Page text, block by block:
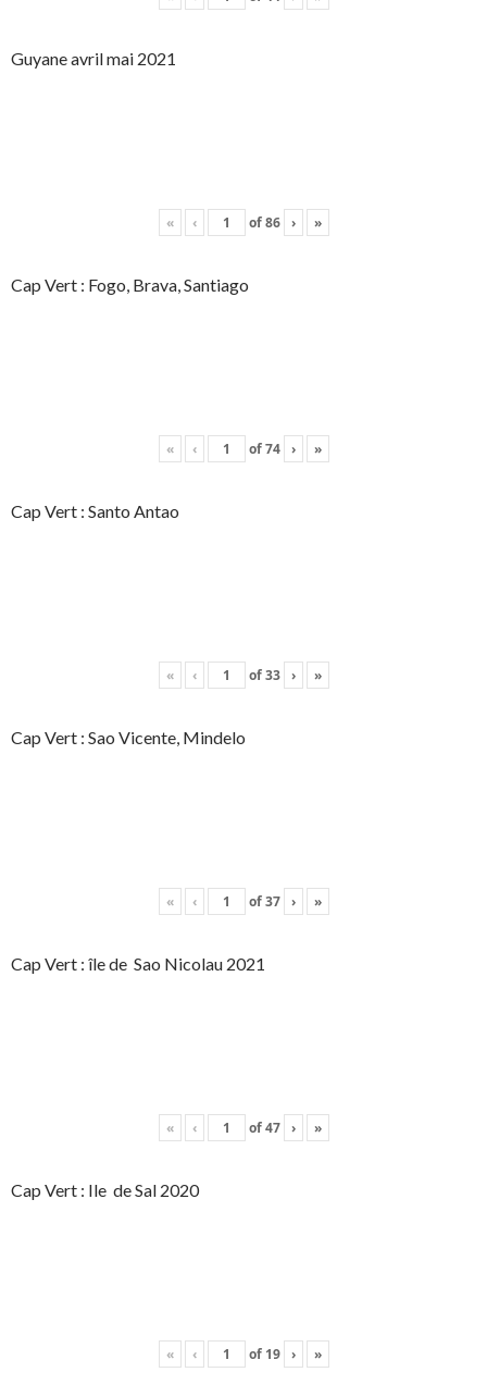
Guyane avril mai 2021
« ‹ of86 › »
Cap Vert : Fogo, Brava, Santiago
« ‹ of74 › »
Cap Vert : Santo Antao
« ‹ of33 › »
Cap Vert : Sao Vicente, Mindelo
« ‹ of37 › »
Cap Vert : île de Sao Nicolau 2021
« ‹ of47 › »
Cap Vert : Ile de Sal 2020
« ‹ of 19 › »